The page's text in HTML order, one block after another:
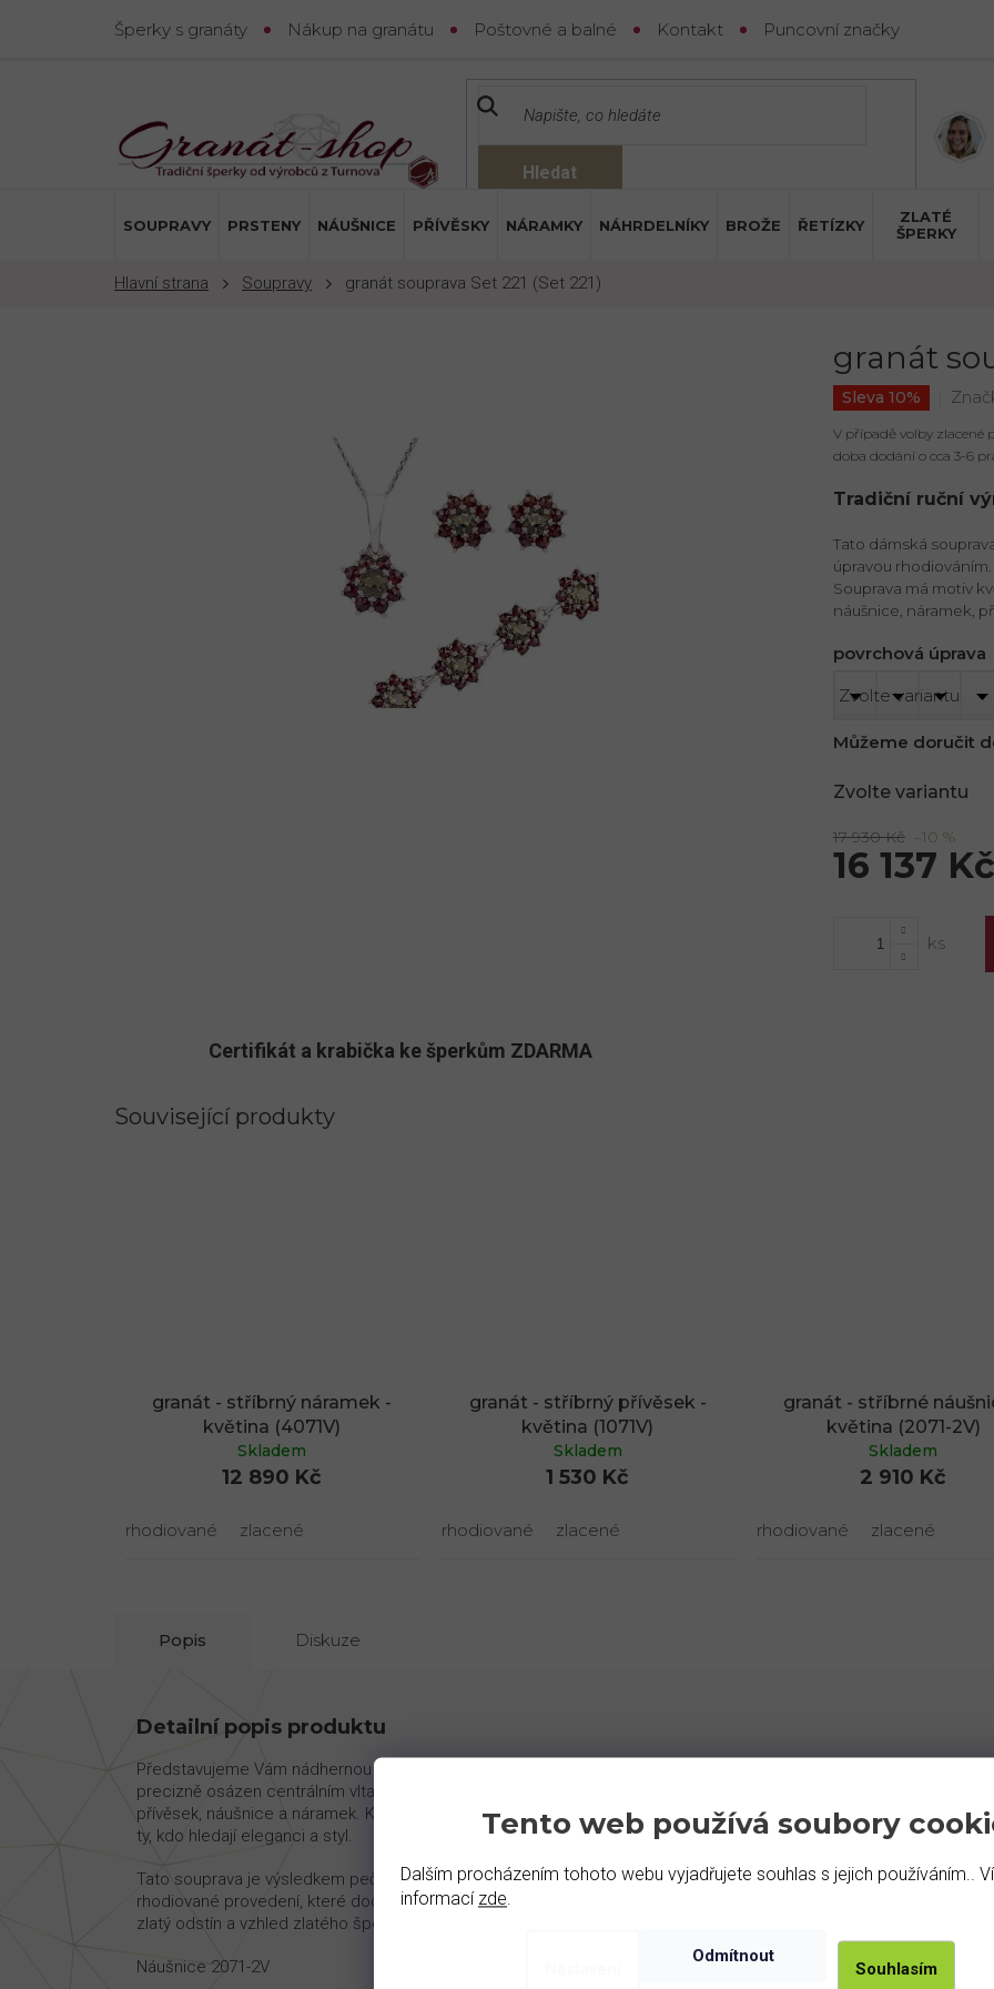
Tento web používá soubory
Dalším procházením tohoto webu vyjadřujete souhlas s jejich používáním..
informací zde.
Odmítnout
Souhlasím
Šperky s granáty Nákup na granátu Poštovné a balné Kontakt Puncovní značky
Hledat
SOUPRAVY PRSTENY NÁUŠNICE PŘÍVĚSKY NÁRAMKY NÁHRDELNÍKY BROŽE ŘETÍZKY
ZLATÉ
ŠPERKY
Soupravy granát souprava Set 221 (Set 221)
granát
Sleva 10%
17 930 Kč –10 %
16 137 Kč
Zvolte variantu
povrchová úprava
Můžeme doručit
V případě volby zlacené
doba dodání o cca 3-6
Tradiční ruční
Tato dámská
úpravou
Souprava má motiv
náušnice, náramek,
Certifikát a krabička ke šperkům ZDARMA
Související produkty
granát - stříbrný náramek -
květina (4071V)
Skladem
12 890 Kč
rhodiované zlacené
granát - stříbrný přívěsek -
květina (1071V)
Skladem
1 530 Kč
rhodiované zlacené
granát - stříbrné
květina (2071-2V)
Skladem
2 910 Kč
rhodiované zlacené
Popis Diskuze
Detailní popis produktu
Představujeme Vám nádhernou granátovou soupravu Set 221, která okouzlí svým jedinečným spojením
precizně osázen centrálním vltavínem. Kolem něj se rozprostírá věnec zářivých českých granátů, uspořádaných
přívěsek, náušnice a náramek. Kombinace zeleného vltavínu a ohnivých granátů vytváří fascinující kontrast, který
ty, kdo hledají eleganci a styl.
Tato souprava je výsledkem pečlivé české ruční výroby. Je vyrobena ze stříbra ryzosti Ag 925/1000. Šperk je k
rhodiované provedení, které dodává šperku stříbrný lesk a vyšší odolnost proti oxidaci. Nebo zvolte pozlacenou
zlatý odstín a vzhled zlatého šperku za dostupnější cenu. Dodáváme s certifikátem pravosti v elegantní dárkové
Náušnice 2071-2V